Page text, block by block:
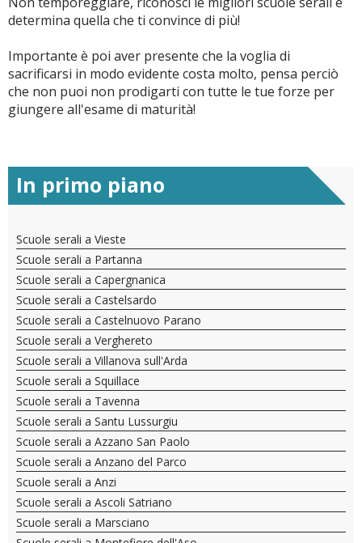
determina quella che ti convince di più!
Importante è poi aver presente che la voglia di
sacrificarsi in modo evidente costa molto, pensa perciò
che non puoi non prodigarti con tutte le tue forze per
giungere all'esame di maturità!
In primo piano
Scuole serali a Vieste
Scuole serali a Partanna
Scuole serali a Capergnanica
Scuole serali a Castelsardo
Scuole serali a Castelnuovo Parano
Scuole serali a Verghereto
Scuole serali a Villanova sull'Arda
Scuole serali a Squillace
Scuole serali a Tavenna
Scuole serali a Santu Lussurgiu
Scuole serali a Azzano San Paolo
Scuole serali a Anzano del Parco
Scuole serali a Anzi
Scuole serali a Ascoli Satriano
Scuole serali a Marsciano